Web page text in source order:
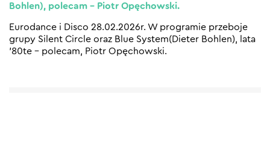
Bohlen), polecam – Piotr Opęchowski.
Eurodance i Disco 28.02.2026r. W programie przeboje
grupy Silent Circle oraz Blue System(Dieter Bohlen), lata
’80te – polecam, Piotr Opęchowski.